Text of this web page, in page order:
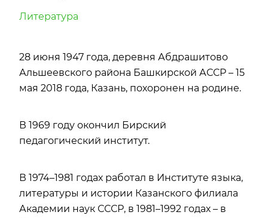
Литература
28 июня 1947 года, деревня Абдрашитово
Альшеевского района Башкирской АССР – 15
мая 2018 года, Казань, похоронен на родине.
В 1969 году окончил Бирский
педагогический институт.
В 1974–1981 годах работал в Институте языка,
литературы и истории Казанского филиала
Академии наук СССР, в 1981–1992 годах – в